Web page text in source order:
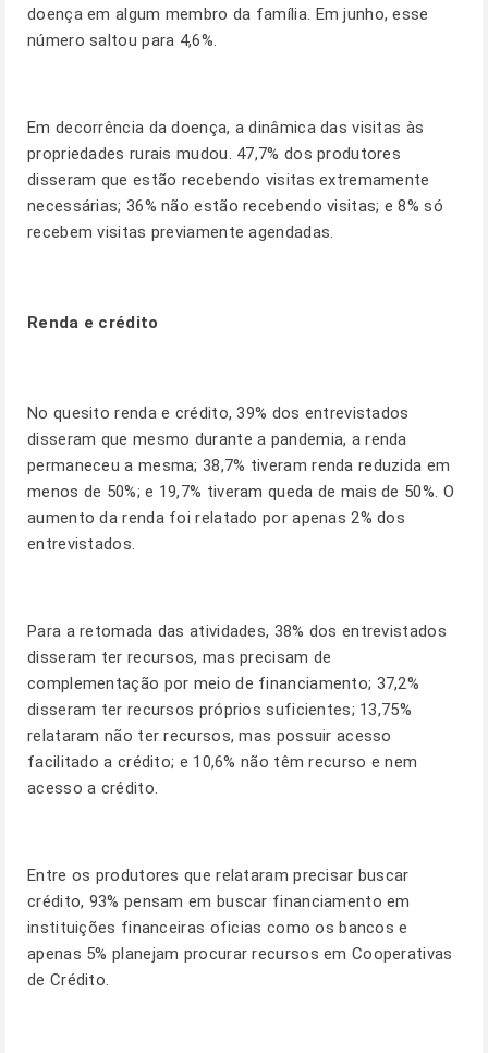
doença em algum membro da família. Em junho, esse
número saltou para 4,6%.
Em decorrência da doença, a dinâmica das visitas às
propriedades rurais mudou. 47,7% dos produtores
disseram que estão recebendo visitas extremamente
necessárias; 36% não estão recebendo visitas; e 8% só
recebem visitas previamente agendadas.
Renda e crédito
No quesito renda e crédito, 39% dos entrevistados
disseram que mesmo durante a pandemia, a renda
permaneceu a mesma; 38,7% tiveram renda reduzida em
menos de 50%; e 19,7% tiveram queda de mais de 50%. O
aumento da renda foi relatado por apenas 2% dos
entrevistados.
Para a retomada das atividades, 38% dos entrevistados
disseram ter recursos, mas precisam de
complementação por meio de financiamento; 37,2%
disseram ter recursos próprios suficientes; 13,75%
relataram não ter recursos, mas possuir acesso
facilitado a crédito; e 10,6% não têm recurso e nem
acesso a crédito.
Entre os produtores que relataram precisar buscar
crédito, 93% pensam em buscar financiamento em
instituições financeiras oficias como os bancos e
apenas 5% planejam procurar recursos em Cooperativas
de Crédito.